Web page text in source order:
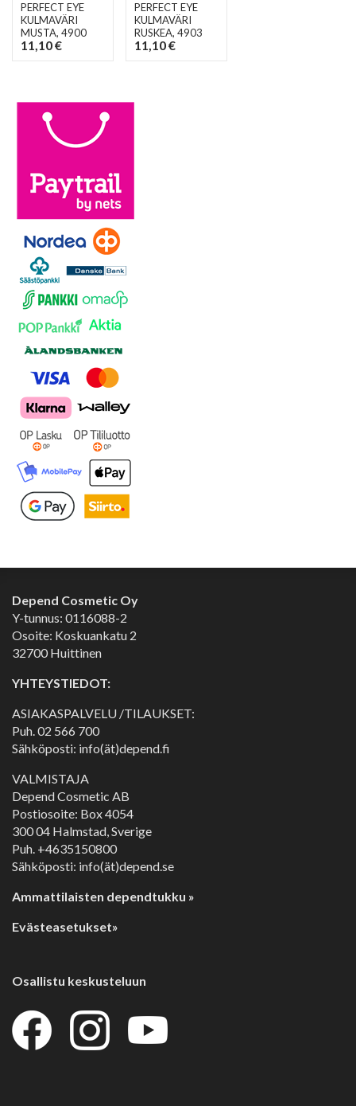
PERFECT EYE
KULMAVÄRI
MUSTA, 4900
11,10 €
PERFECT EYE
KULMAVÄRI
RUSKEA, 4903
11,10 €
Depend Cosmetic Oy
Y-tunnus: 0116088-2
Osoite: Koskuankatu 2
32700 Huittinen
YHTEYSTIEDOT:
ASIAKASPALVELU /TILAUKSET:
Puh.02 566 700
Sähköposti: info(ät)depend.fi
VALMISTAJA
Depend Cosmetic AB
Postiosoite: Box 4054
300 04 Halmstad, Sverige
Puh. +4635150800
Sähköposti: info(ät)depend.se
Ammattilaisten dependtukku »
Evästeasetukset»
Osallistu keskusteluun